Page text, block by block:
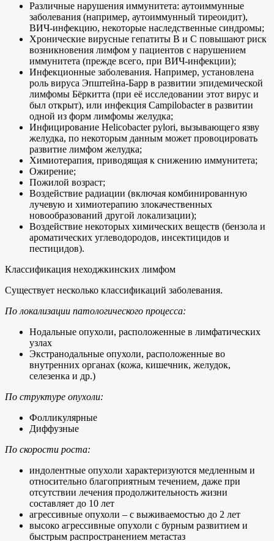
Различные нарушения иммунитета: аутоиммунные
заболевания (например, аутоиммунный тиреоидит),
ВИЧ-инфекцию, некоторые наследственные синдромы;
Хронические вирусные гепатиты B и C повышают риск
возникновения лимфом у пациентов с нарушением
иммунитета (прежде всего, при ВИЧ-инфекции);
Инфекционные заболевания. Например, установлена
роль вируса Эпштейна-Барр в развитии эпидемической
лимфомы Бёркитта (при её исследовании этот вирус и
был открыт), или инфекция Campilobacter в развитии
одной из форм лимфомы желудка;
Инфицирование Helicobacter pylori, вызывающего язву
желудка, по некоторым данным может провоцировать
развитие лимфом желудка;
Химиотерапия, приводящая к снижению иммунитета;
Ожирение;
Пожилой возраст;
Воздействие радиации (включая комбинированную
лучевую и химиотерапию злокачественных
новообразований другой локализации);
Воздействие некоторых химических веществ (бензола и
ароматических углеводородов, инсектицидов и
пестицидов).
Классификация неходжкинских лимфом
Существует несколько классификаций заболевания.
По локализации патологического процесса:
Нодальные опухоли, расположенные в лимфатических
узлах
Экстранодальные опухоли, расположенные во
внутренних органах (кожа, кишечник, желудок,
селезенка и др.)
По структуре опухоли:
Фолликулярные
Диффузные
По скорости роста:
индолентные опухоли характеризуются медленным и
относительно благоприятным течением, даже при
отсутствии лечения продолжительность жизни
составляет до 10 лет
агрессивные опухоли – с выживаемостью до 2 лет
высоко агрессивные опухоли с бурным развитием и
быстрым распространением метастаз